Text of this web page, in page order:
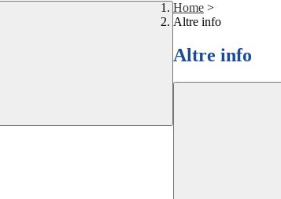
Home >
Altre info
Altre info